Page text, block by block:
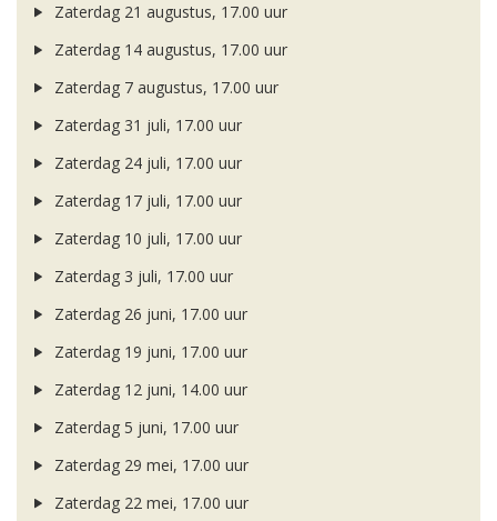
Zaterdag 21 augustus, 17.00 uur
Zaterdag 14 augustus, 17.00 uur
Zaterdag 7 augustus, 17.00 uur
Zaterdag 31 juli, 17.00 uur
Zaterdag 24 juli, 17.00 uur
Zaterdag 17 juli, 17.00 uur
Zaterdag 10 juli, 17.00 uur
Zaterdag 3 juli, 17.00 uur
Zaterdag 26 juni, 17.00 uur
Zaterdag 19 juni, 17.00 uur
Zaterdag 12 juni, 14.00 uur
Zaterdag 5 juni, 17.00 uur
Zaterdag 29 mei, 17.00 uur
Zaterdag 22 mei, 17.00 uur